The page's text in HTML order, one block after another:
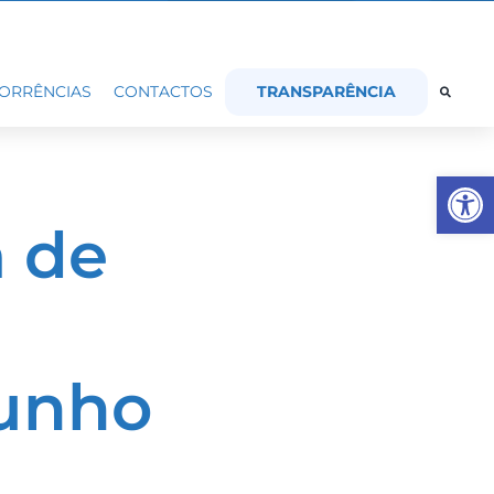
CONTACTOS TRANSPARÊNCIA
de